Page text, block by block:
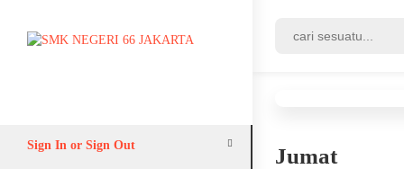
Sign In or Sign Out Jumat